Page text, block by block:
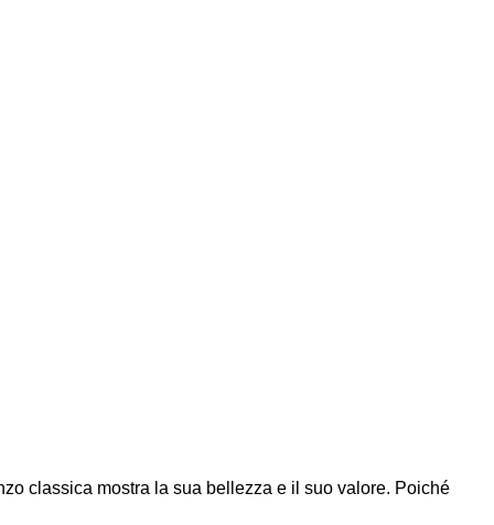
classica mostra la sua bellezza e il suo valore. Poiché